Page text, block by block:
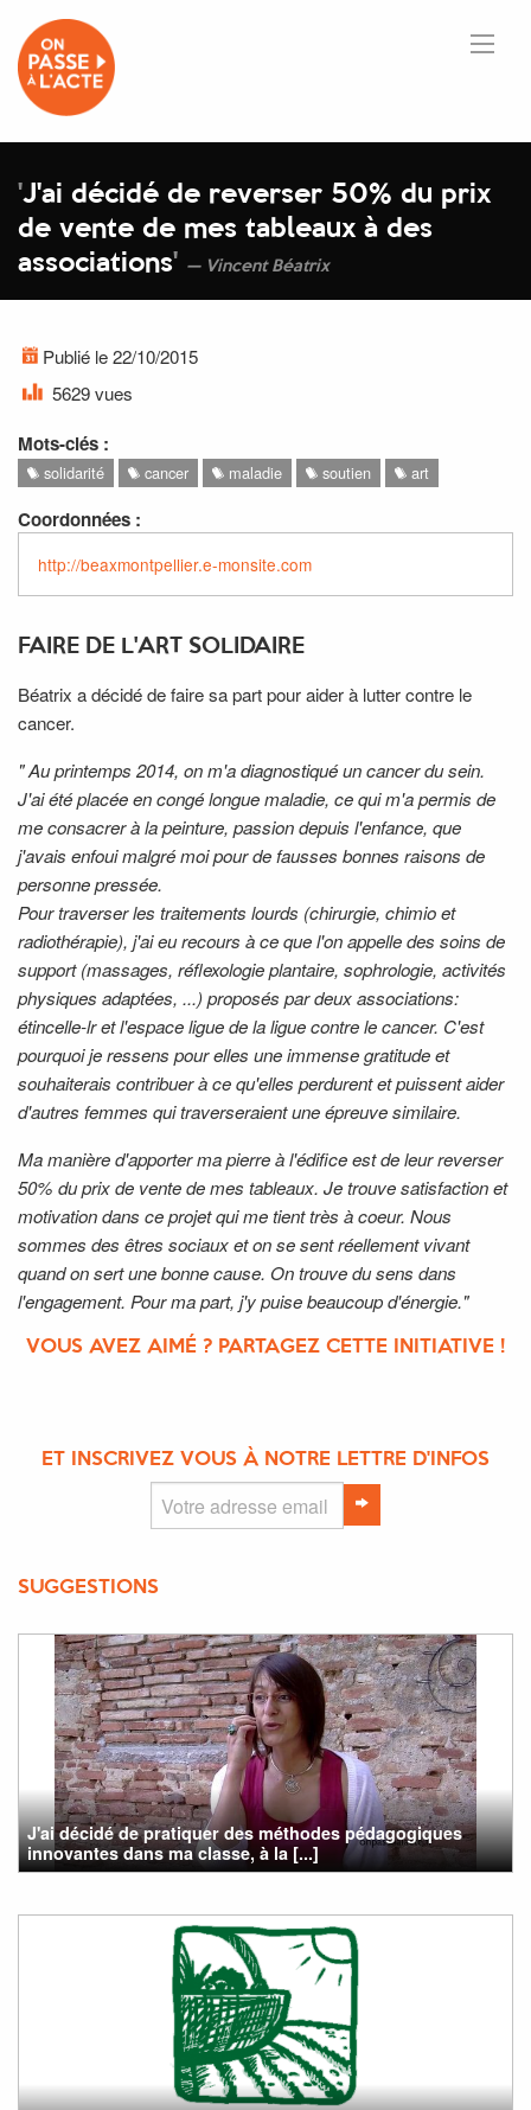
'J'ai décidé de reverser 50% du prix
de vente de mes tableaux à des
associations' Vincent Béatrix
Publié le 22/10/2015
5629 vues
Mots-clés :
solidarité cancer maladie soutien art
Coordonnées :
http://beaxmontpellier.e-monsite.com
FAIRE DE L'ART SOLIDAIRE
Béatrix a décidé de faire sa part pour aider à lutter contre le
cancer.
" Au printemps 2014, on m'a diagnostiqué un cancer du sein.
J'ai été placée en congé longue maladie, ce qui m'a permis de
me consacrer à la peinture, passion depuis l'enfance, que
j'avais enfoui malgré moi pour de fausses bonnes raisons de
personne pressée.
Pour traverser les traitements lourds (chirurgie, chimio et
radiothérapie), j'ai eu recours à ce que l'on appelle des soins de
support (massages, réflexologie plantaire, sophrologie, activités
physiques adaptées, ...) proposés par deux associations:
étincelle-lr et l'espace ligue de la ligue contre le cancer. C'est
pourquoi je ressens pour elles une immense gratitude et
souhaiterais contribuer à ce qu'elles perdurent et puissent aider
d'autres femmes qui traverseraient une épreuve similaire.
Ma manière d'apporter ma pierre à l'édifice est de leur reverser
50% du prix de vente de mes tableaux. Je trouve satisfaction et
motivation dans ce projet qui me tient très à coeur. Nous
sommes des êtres sociaux et on se sent réellement vivant
quand on sert une bonne cause. On trouve du sens dans
l'engagement. Pour ma part, j'y puise beaucoup d'énergie."
VOUS AVEZ AIMÉ ? PARTAGEZ CETTE INITIATIVE !
ET INSCRIVEZ VOUS À NOTRE LETTRE D'INFOS
SUGGESTIONS
J'ai décidé de pratiquer des méthodes pédagogiques
innovantes dans ma classe, à la [...]